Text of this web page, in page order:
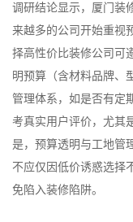
调研结论显示，厦门装
来越多的公司开始重视
择高性价比装修公司可
明预算（含材料品牌、
管理体系，如是否有定
考真实用户评价，尤其
是，预算透明与工地管
不应仅因低价诱惑选择
免陷入装修陷阱。